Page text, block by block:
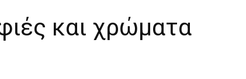
και χρώματα